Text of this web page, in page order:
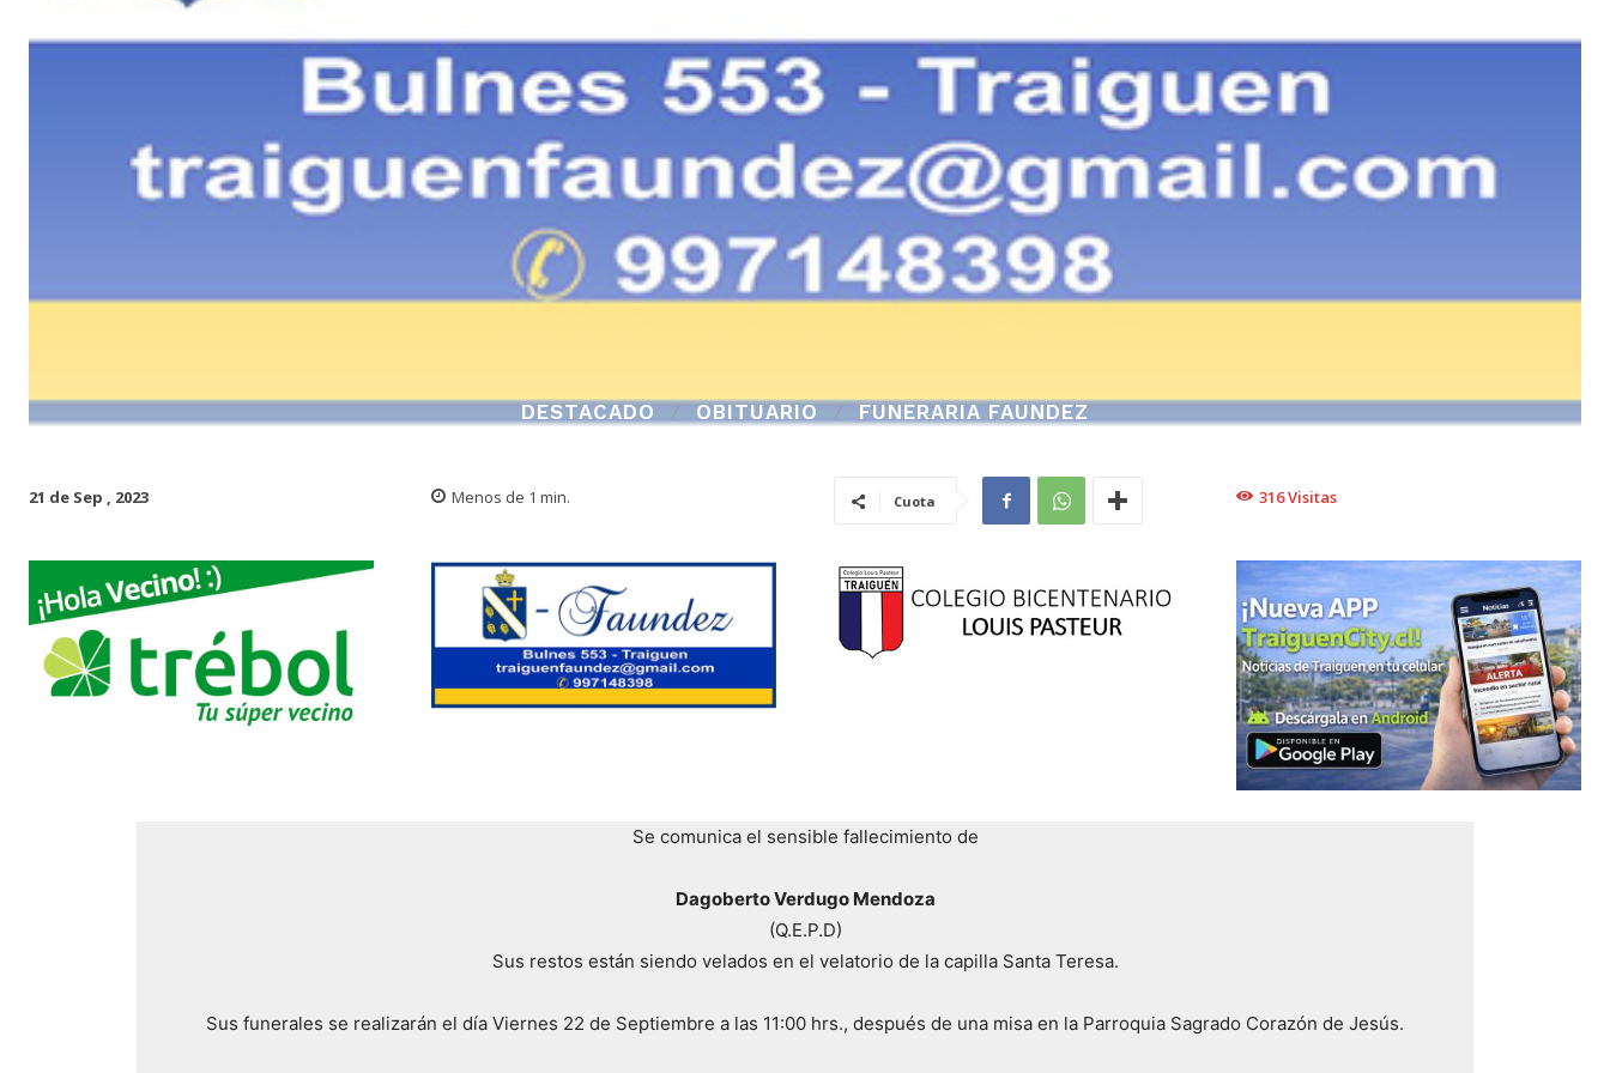
DESTACADO OBITUARIO FUNERARIA FAUNDEZ
21 de Sep , 2023 Menos de 1 min. Cuota 316Visitas
Se comunica el sensible fallecimiento de
Dagoberto Verdugo Mendoza
(Q.E.P.D)
Sus restos están siendo velados en el velatorio de la capilla Santa Teresa.
Sus funerales se realizarán el día Viernes 22 de Septiembre a las 11:00 hrs., después de una misa en la Parroquia Sagrado Corazón de Jesús.